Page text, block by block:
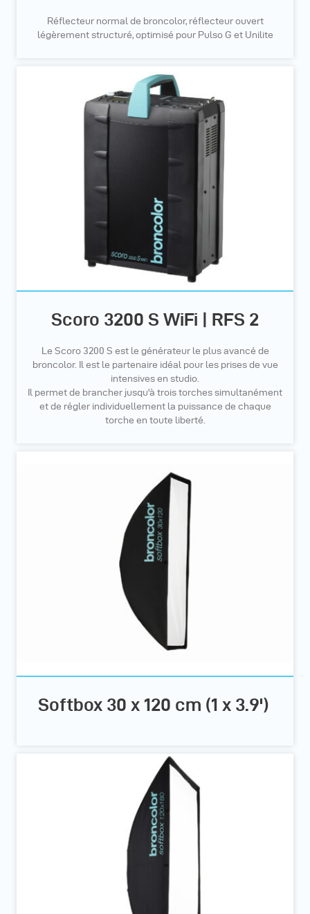
Réflecteur normal de broncolor, réflecteur ouvert
légèrement structuré, optimisé pour Pulso G et Unilite
Scoro 3200 S WiFi | RFS 2
Le Scoro 3200 S est le générateur le plus avancé de
broncolor. Il est le partenaire idéal pour les prises de vue
intensives en studio.
Il permet de brancher jusqu'à trois torches simultanément
et de régler individuellement la puissance de chaque
torche en toute liberté.
Softbox 30 x 120 cm (1 x 3.9')